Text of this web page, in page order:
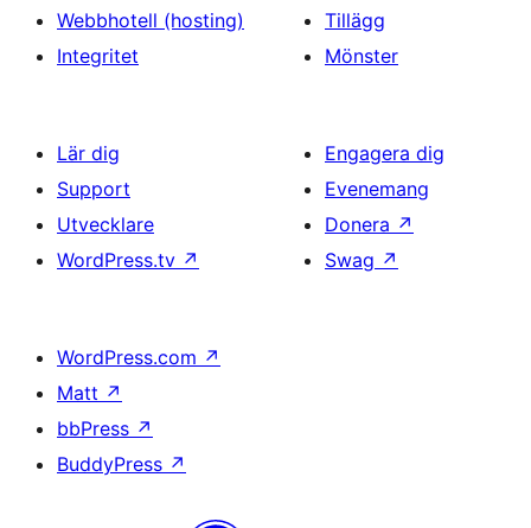
Webbhotell (hosting)
Integritet
Tillägg
Mönster
Lär dig
Support
Utvecklare
WordPress.tv ↗
Engagera dig
Evenemang
Donera ↗
Swag ↗
WordPress.com ↗
Matt ↗
bbPress ↗
BuddyPress ↗